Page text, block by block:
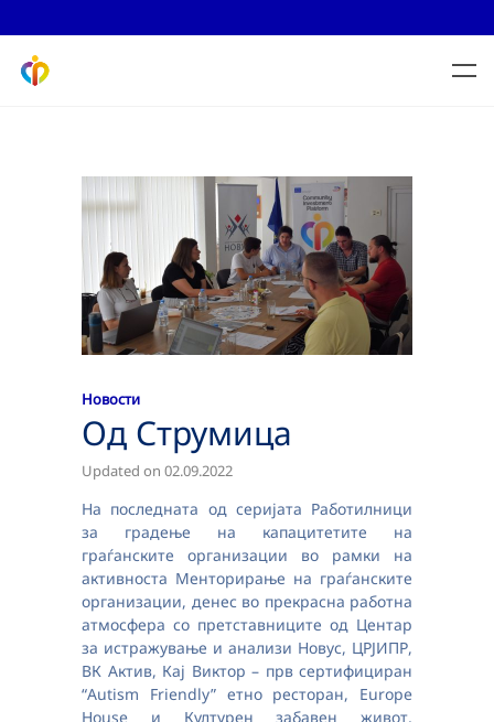
Новости
Од Струмица
Updated on 02.09.2022
На последната од серијата Работилници
за градење на капацитетите на
граѓанските организации во рамки на
активноста Менторирање на граѓанските
организации, денес во прекрасна работна
атмосфера со претставниците од Центар
за истражување и анализи Новус, ЦРЈИПР,
ВК Актив, Кај Виктор – прв сертифициран
“Autism Friendly” етно ресторан, Europe
House и Културен забавен живот,